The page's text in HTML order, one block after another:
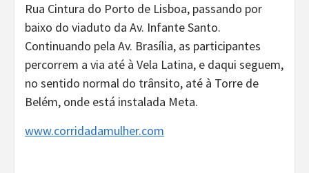
Rua Cintura do Porto de Lisboa, passando por
baixo do viaduto da Av. Infante Santo.
Continuando pela Av. Brasília, as participantes
percorrem a via até à Vela Latina, e daqui seguem,
no sentido normal do trânsito, até à Torre de
Belém, onde está instalada Meta.
www.corridadamulher.com